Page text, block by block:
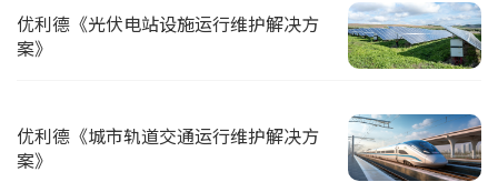
优利德《光伏电站设施运行维护解决方
案》
优利德《城市轨道交通运行维护解决方
案》